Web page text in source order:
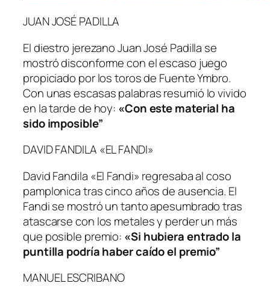
JUAN JOSÉ PADILLA
El diestro jerezano Juan José Padilla se
mostró disconforme con el escaso juego
propiciado por los toros de Fuente Ymbro.
Con unas escasas palabras resumió lo vivido
en la tarde de hoy: «Con este material ha
sido imposible”
DAVID FANDILA «EL FANDI»
David Fandila «El Fandi» regresaba al coso
pamplonica tras cinco años de ausencia. El
Fandi se mostró un tanto apesumbrado tras
atascarse con los metales y perder un más
que posible premio: «Si hubiera entrado la
puntilla podría haber caído el premio”
MANUEL ESCRIBANO